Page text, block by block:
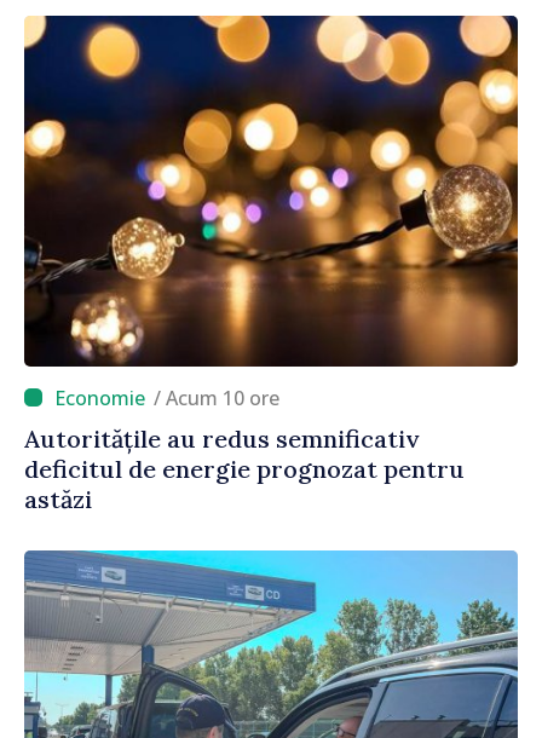
/ Acum 10 ore
Autoritățile au redus semnificativ
deficitul de energie prognozat pentru
astăzi